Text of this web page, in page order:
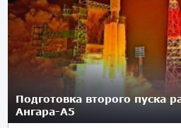
Подготовка второго пуска
Ангара-А5